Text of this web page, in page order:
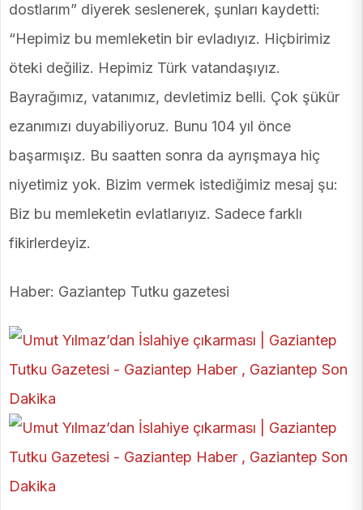
dostlarım” diyerek seslenerek, şunları kaydetti:
“Hepimiz bu memleketin bir evladıyız. Hiçbirimiz
öteki değiliz. Hepimiz Türk vatandaşıyız.
Bayrağımız, vatanımız, devletimiz belli. Çok şükür
ezanımızı duyabiliyoruz. Bunu 104 yıl önce
başarmışız. Bu saatten sonra da ayrışmaya hiç
niyetimiz yok. Bizim vermek istediğimiz mesaj şu:
Biz bu memleketin evlatlarıyız. Sadece farklı
fikirlerdeyiz.
Haber: Gaziantep Tutku gazetesi